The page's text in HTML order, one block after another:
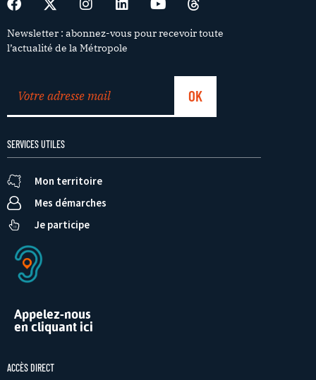
Newsletter : abonnez-vous pour recevoir toute
l’actualité de la Métropole
SERVICES UTILES
Mon territoire
Mes démarches
Je participe
Appelez-nous
en cliquant ici
ACCÈS DIRECT